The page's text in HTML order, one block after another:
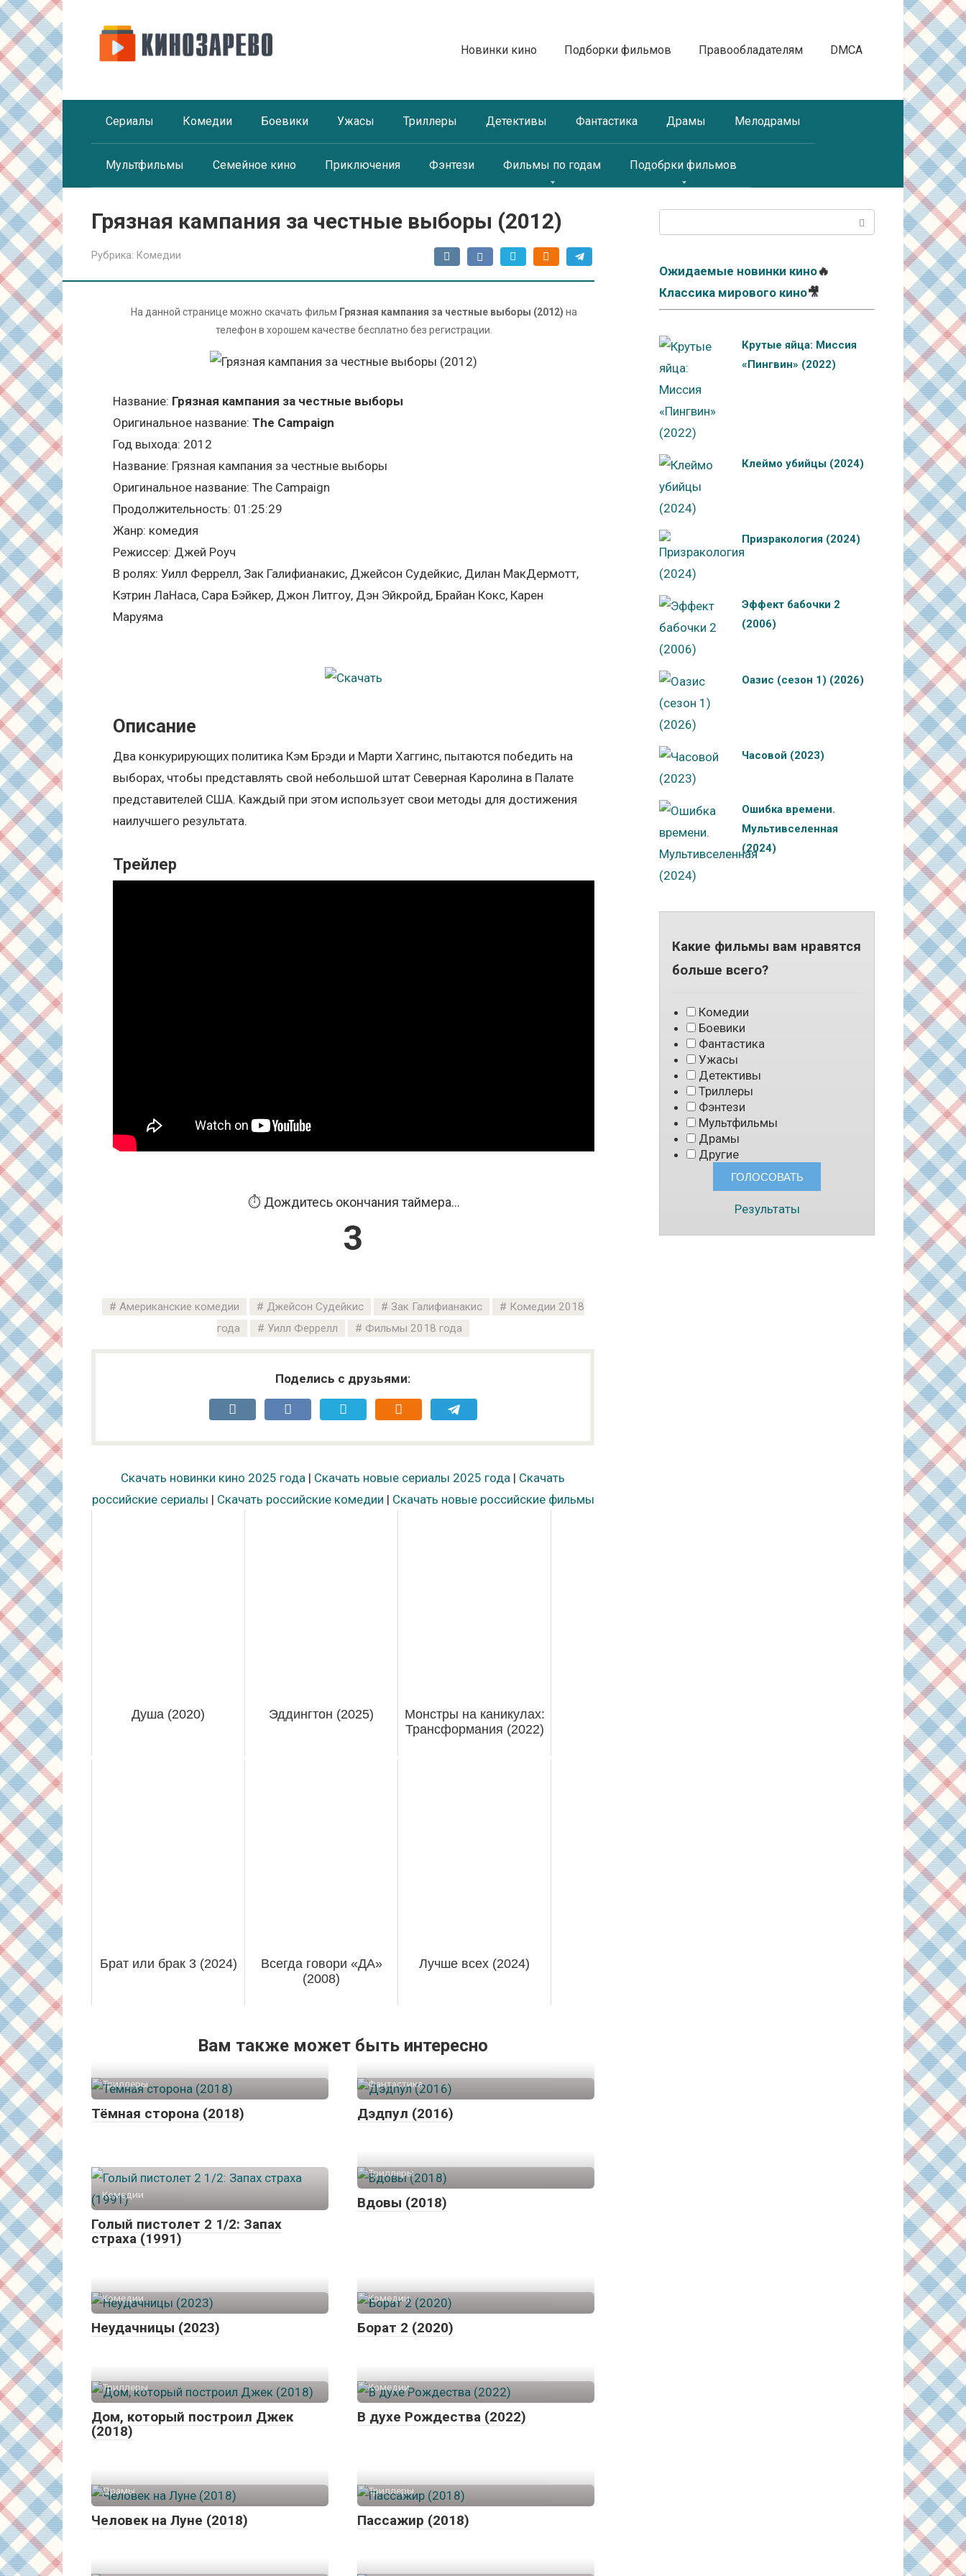
Перейти
к
контенту
Новинки кино Подборки фильмов Правообладателям DMCA
Сериалы Комедии Боевики Ужасы Триллеры Детективы Фантастика Драмы Мелодрамы
Мультфильмы Семейное кино Приключения Фэнтези Фильмы по годам Подобрки фильмов
Грязная кампания за честные выборы (2012)
Рубрика: Комедии
На данной странице можно скачать фильм Грязная кампания за честные выборы (2012) на
телефон в хорошем качестве бесплатно без регистрации.
Название: Грязная кампания за честные выборы
Оригинальное название: The Campaign
Год выхода: 2012
Название: Грязная кампания за честные выборы
Оригинальное название: The Campaign
Продолжительность: 01:25:29
Жанр: комедия
Режиссер: Джей Роуч
В ролях: Уилл Феррелл, Зак Галифианакис, Джейсон Судейкис, Дилан МакДермотт,
Кэтрин ЛаНаса, Сара Бэйкер, Джон Литгоу, Дэн Эйкройд, Брайан Кокс, Карен
Маруяма
Описание
Два конкурирующих политика Кэм Брэди и Марти Хаггинс, пытаются победить на
выборах, чтобы представлять свой небольшой штат Северная Каролина в Палате
представителей США. Каждый при этом использует свои методы для достижения
наилучшего результата.
Трейлер
⏱️ Дождитесь окончания таймера...
2
Американские комедии Джейсон Судейкис Зак Галифианакис
Комедии 2018
года
Уилл Феррелл Фильмы 2018 года
Поделись с друзьями:
Скачать новинки кино 2025 года | Скачать новые сериалы 2025 года | Скачать
российские сериалы | Скачать российские комедии | Скачать новые российские фильмы
Душа (2020) Эддингтон (2025)
Монстры на каникулах:
Трансформания (2022)
Брат или брак 3 (2024)
Всегда говори «ДА»
(2008)
Лучше всех (2024)
Вам также может быть интересно
Триллеры
Тёмная сторона (2018)
Фантастика
Дэдпул (2016)
Комедии
Голый пистолет 2 1/2: Запах
страха (1991)
Триллеры
Вдовы (2018)
Комедии
Неудачницы (2023)
Комедии
Борат 2 (2020)
Триллеры
Дом, который построил Джек
(2018)
Комедии
В духе Рождества (2022)
Драмы
Человек на Луне (2018)
Триллеры
Пассажир (2018)
Ожидаемые новинки кино🔥
Классика мирового кино🎥
Крутые яйца: Миссия
«Пингвин» (2022)
Клеймо убийцы (2024)
Призракология (2024)
Эффект бабочки 2
(2006)
Оазис (сезон 1) (2026)
Часовой (2023)
Ошибка времени.
Мультивселенная
(2024)
Какие фильмы вам нравятся
больше всего?
Комедии
Боевики
Фантастика
Ужасы
Детективы
Триллеры
Фэнтези
Мультфильмы
Драмы
Другие
Результаты